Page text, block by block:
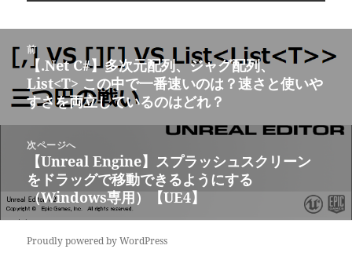
前
前
の
投
稿:
【.Net C#】多次元配列、ジャグ配列、
List<T> この中で一番速いのは？速さと使いや
すさを両立しているのはどれ？
次ページへ
次
の
投
稿:
【Unreal Engine】スプラッシュスクリーン
をドラッグで移動できるようにする
（Windows専用）【UE4】
Proudly powered by WordPress